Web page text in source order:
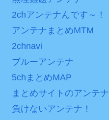
2chアンテナんです～！
アンテナまとめMTM
2chnavi
ブルーアンテナ
5chまとめMAP
まとめサイトのアンテナ
負けないアンテナ！